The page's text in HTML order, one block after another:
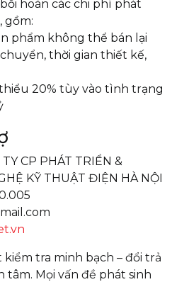
hoàn các chi phí phát
gồm:
phẩm không thể bán lại
thời gian thiết kế,
20% tùy vào tình trạng
CP PHÁT TRIỂN &
KỸ THUẬT ĐIỆN HÀ NỘI
kiểm tra minh bạch – đổi trả
tâm. Mọi vấn đề phát sinh